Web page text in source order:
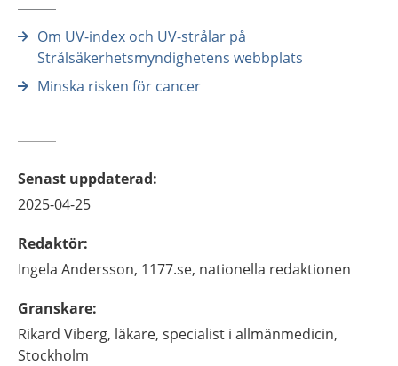
Om UV-index och UV-strålar på
Strålsäkerhetsmyndighetens webbplats
Minska risken för cancer
Senast uppdaterad:
2025-04-25
Redaktör:
Ingela Andersson, 1177.se, nationella redaktionen
Granskare:
Rikard Viberg, läkare, specialist i allmänmedicin,
Stockholm